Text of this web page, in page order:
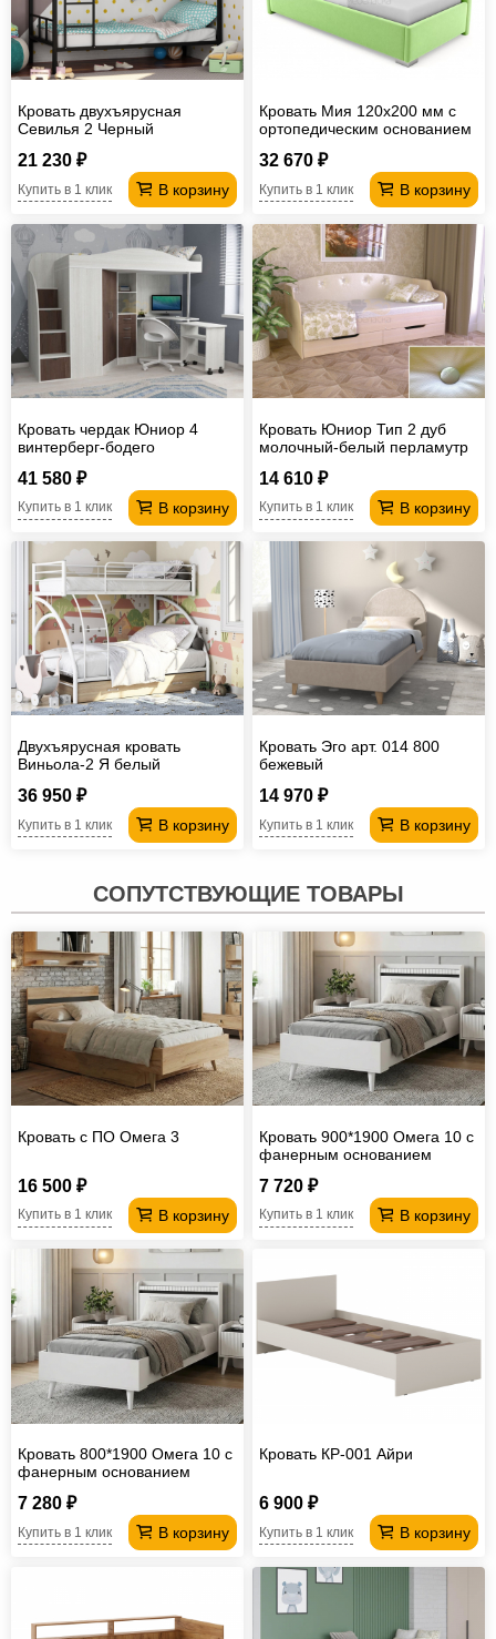
Кровать двухъярусная
Севилья 2 Черный
21 230 ₽
В корзину
Купить в 1 клик
Кровать Мия 120х200 мм с
ортопедическим основанием
32 670 ₽
В корзину
Купить в 1 клик
Кровать чердак Юниор 4
винтерберг-бодего
41 580 ₽
В корзину
Купить в 1 клик
Кровать Юниор Тип 2 дуб
молочный-белый перламутр
14 610 ₽
В корзину
Купить в 1 клик
Двухъярусная кровать
Виньола-2 Я белый
36 950 ₽
В корзину
Купить в 1 клик
Кровать Эго арт. 014 800
бежевый
14 970 ₽
В корзину
Купить в 1 клик
СОПУТСТВУЮЩИЕ ТОВАРЫ
Кровать с ПО Омега 3
16 500 ₽
В корзину
Купить в 1 клик
Кровать 900*1900 Омега 10 с
фанерным основанием
7 720 ₽
В корзину
Купить в 1 клик
Кровать 800*1900 Омега 10 с
фанерным основанием
7 280 ₽
В корзину
Купить в 1 клик
Кровать КР-001 Айри
6 900 ₽
В корзину
Купить в 1 клик